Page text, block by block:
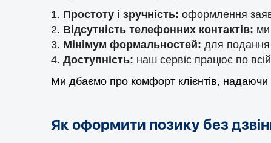
Простоту і зручність: оформлення
Відсутність телефонних контактів:
Мінімум формальностей: для подання
Доступність: наш сервіс працює по
Ми дбаємо про комфорт клієнтів, надаючи
Як оформити позику без